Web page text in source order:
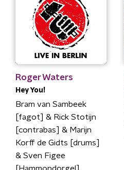
Roger Waters
Hey You!
Bram van Sambeek
[fagot] & Rick Stotijn
[contrabas] & Marijn
Korff de Gidts [drums]
& Sven Figee
[Hammondorgel]